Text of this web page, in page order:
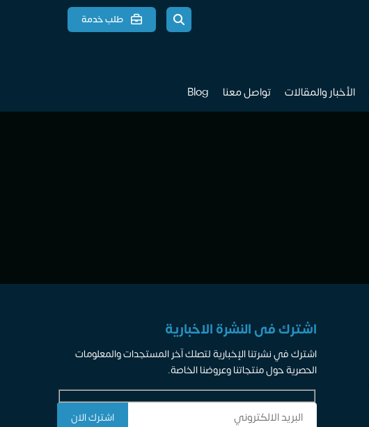
طلب خدمة
الأخبار والمقالات تواصل معنا Blog
اشترك فى النشرة الاخبارية
اشترك في نشرتنا الإخبارية لتصلك آخر المستجدات والمعلومات
الحصرية حول منتجاتنا وعروضنا الخاصة.